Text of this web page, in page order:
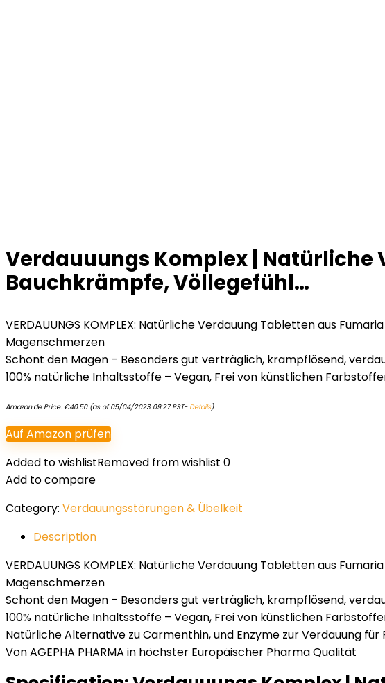
Verdauuungs Komplex | Natürliche
Bauchkrämpfe, Völlegefühl…
VERDAUUNGS KOMPLEX: Natürliche Verdauung Tabletten aus
Magenschmerzen
Schont den Magen – Besonders gut verträglich, krampflösend,
100% natürliche Inhaltsstoffe – Vegan, Frei von künstlichen
Amazon.de Price: €40.50(as of 05/04/2023 09:27 PST-Details)
Auf Amazon prüfen
Added to wishlistRemoved from wishlist 0
Add to compare
Category: Verdauungsstörungen & Übelkeit
Description
VERDAUUNGS KOMPLEX: Natürliche Verdauung Tabletten aus
Magenschmerzen
Schont den Magen – Besonders gut verträglich, krampflösend,
100% natürliche Inhaltsstoffe – Vegan, Frei von künstlichen
Natürliche Alternative zu Carmenthin, und Enzyme zur Verdauung
Von AGEPHA PHARMA in höchster Europäischer Pharma Qualität